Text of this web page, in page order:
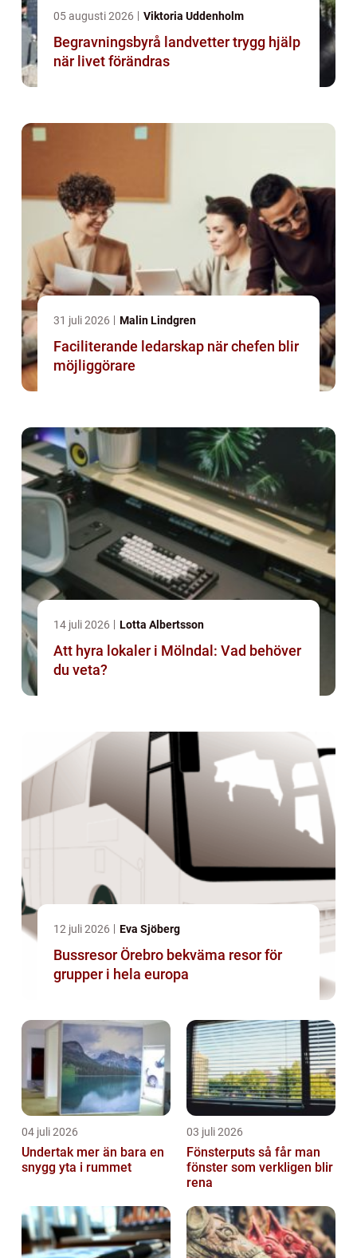
05 augusti 2026 Viktoria Uddenholm
Begravningsbyrå landvetter trygg hjälp
när livet förändras
31 juli 2026 Malin Lindgren
Faciliterande ledarskap när chefen blir
möjliggörare
14 juli 2026 Lotta Albertsson
Att hyra lokaler i Mölndal: Vad behöver
du veta?
12 juli 2026 Eva Sjöberg
Bussresor Örebro bekväma resor för
grupper i hela europa
04 juli 2026
Undertak mer än bara en
snygg yta i rummet
03 juli 2026
Fönsterputs så får man
fönster som verkligen blir
rena